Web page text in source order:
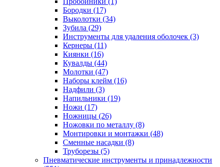
Бородки (17)
Выколотки (34)
Зубила (29)
Инструменты для удаления оболочек (3)
Кернеры (11)
Киянки (16)
Кувалды (44)
Молотки (47)
Наборы клейм (16)
Надфили (3)
Напильники (19)
Ножи (17)
Ножницы (26)
Ножовки по металлу (8)
Монтировки и монтажки (48)
Сменные насадки (8)
Труборезы (5)
Пневматические инструменты и принадлежности